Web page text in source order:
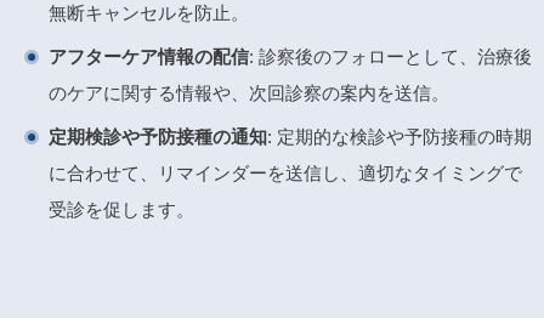
無断キャンセルを防止。
アフターケア情報の配信: 診察後のフォローとして、治療後
のケアに関する情報や、次回診察の案内を送信。
定期検診や予防接種の通知: 定期的な検診や予防接種の時期
に合わせて、リマインダーを送信し、適切なタイミングで
受診を促します。